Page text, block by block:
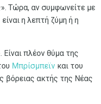
Τώρα, αν συμφωνείτε με
η λεπτή ζύμη ή η
πλέον θύμα της
Μπρίσμπεϊν και του
βόρειας ακτής της Νέας